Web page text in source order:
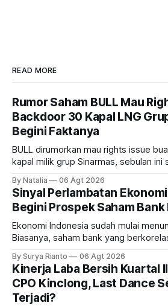
READ MORE
Rumor Saham BULL Mau
Backdoor 30 Kapal LNG
Begini Faktanya
BULL dirumorkan mau rights issue
kapal milik grup Sinarmas, sebulan ini
masih menarik dilirik?
By Natalia 06 Agt 2026
Sinyal Perlambatan
Begini Prospek Saham
Ekonomi Indonesia sudah mulai
Biasanya, saham bank yang
bank ke depannya?
By Surya Rianto 06 Agt 2026
Kinerja Laba Bersih Kuartal
CPO Kinclong, Last Dance
Terjadi?